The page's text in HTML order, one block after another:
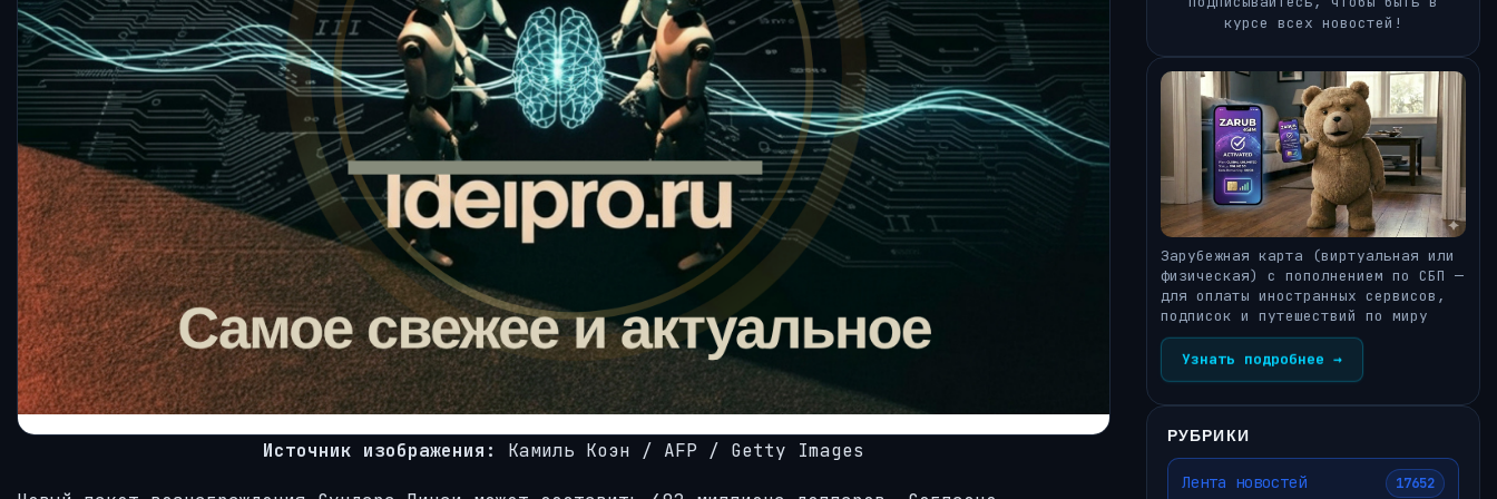
Источник изображения: Камиль Коэн / AFP / Getty Images
курсе всех новостей!
Зарубежная карта (виртуальная или
физическая) с пополнением по СБП —
для оплаты иностранных сервисов,
подписок и путешествий по миру
Узнать подробнее →
РУБРИКИ
Лента новостей 17652